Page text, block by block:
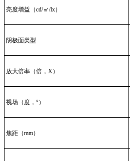
亮度增益（cd/㎡/lx）
阴极面类型
放大倍率（倍，X）
视场（度，°）
焦距（mm）